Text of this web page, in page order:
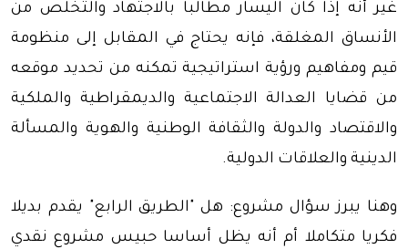
غير أنه إذا كان اليسار مطالبا بالاجتهاد والتخلص من
الأنساق المغلقة، فإنه يحتاج في المقابل إلى منظومة
قيم ومفاهيم ورؤية استراتيجية تمكنه من تحديد موقعه
من قضايا العدالة الاجتماعية والديمقراطية والملكية
والاقتصاد والدولة والثقافة الوطنية والهوية والمسألة
الدينية والعلاقات الدولية.
وهنا يبرز سؤال مشروع: هل "الطريق الرابع" يقدم بديلا
فكريا متكاملا أم أنه يظل أساسا حبيس مشروع نقدي